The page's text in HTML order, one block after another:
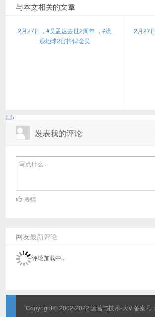
与本文相关的文章
2月27日，#吴孟达去世2周年 ，#流
浪地球2官抖悼念吴
2月27
发表我的评论
表情
网友最新评论
评论加载中...
Copyright © 2002-2022 运营与技术-大V 备案号：